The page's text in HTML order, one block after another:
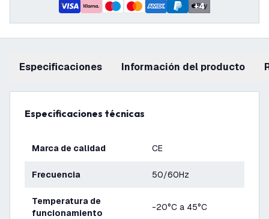
+4
Especificaciones información del producto
Especificaciones técnicas
Marca de calidad CE
Frecuencia 50/60Hz
Temperatura de
funcionamiento
-20°C a 45°C